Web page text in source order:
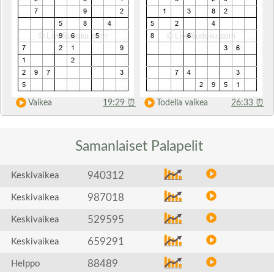
Vaikea 19:29 ⏰ Todella vaikea 26:33 ⏰
Samanlaiset Palapelit
Keskivaikea 940312
Keskivaikea 987018
Keskivaikea 529595
Keskivaikea 659291
Helppo 88489